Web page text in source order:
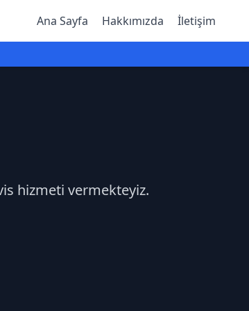
Ana Sayfa Hakkımızda İletişim
hizmeti vermekteyiz.